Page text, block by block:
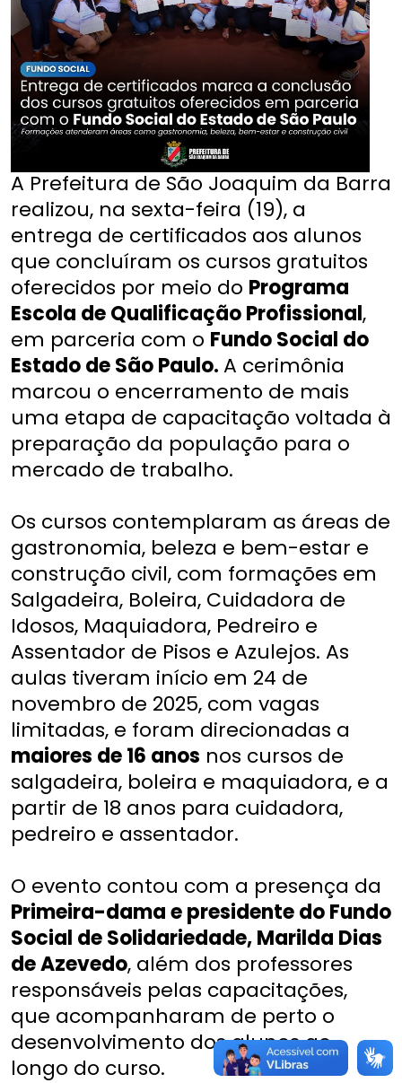
A Prefeitura de São Joaquim da Barra
realizou, na sexta-feira (19), a
entrega de certificados aos alunos
que concluíram os cursos gratuitos
oferecidos por meio do Programa
Escola de Qualificação Profissional,
em parceria com o Fundo Social do
Estado de São Paulo.A cerimônia
marcou o encerramento de mais
uma etapa de capacitação voltada à
preparação da população para o
mercado de trabalho.
Os cursos contemplaram as áreas de
gastronomia, beleza e bem-estar e
construção civil, com formações em
Salgadeira, Boleira, Cuidadora de
Idosos, Maquiadora, Pedreiro e
Assentador de Pisos e Azulejos. As
aulas tiveram início em 24 de
novembro de 2025, com vagas
limitadas, e foram direcionadas a
maiores de 16 anos nos cursos de
salgadeira, boleira e maquiadora, e a
partir de 18 anos para cuidadora,
pedreiro e assentador.
O evento contou com a presença da
Primeira-dama e presidente do Fundo
Social de Solidariedade, Marilda Dias
de Azevedo, além dos professores
responsáveis pelas capacitações,
que acompanharam de perto o
desenvolvimento dos alunos ao
longo do curso.